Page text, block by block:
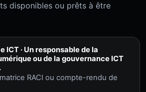
disponibles ou prêts à être
ICT · Un responsable de la
ou de la gouvernance ICT
RACI ou compte-rendu de